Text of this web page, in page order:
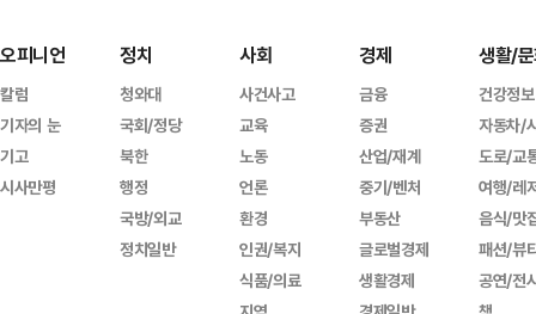
오피니언
칼럼
기자의 눈
기고
시사만평
정치
청와대
국회/정당
북한
행정
국방/외교
정치일반
사회
사건사고
교육
노동
언론
환경
인권/복지
식품/의료
경제
금융
증권
산업/재계
중기/벤처
부동산
글로벌경제
생활경제
생활/
건강정보
자동차/
도로/교
여행/레
음식/맛
패션/뷰
공연/전